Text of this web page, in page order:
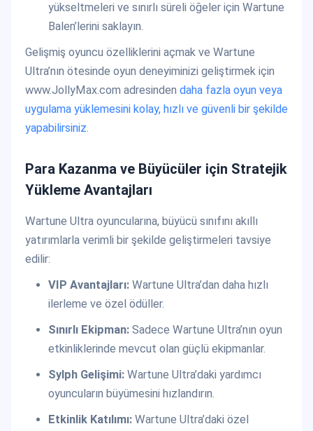
yükseltmeleri ve sınırlı süreli öğeler için Wartune
Balen’lerini saklayın.
Gelişmiş oyuncu özelliklerini açmak ve Wartune
Ultra’nın ötesinde oyun deneyiminizi geliştirmek için
www.JollyMax.com adresinden daha fazla oyun veya
uygulama yüklemesini kolay, hızlı ve güvenli bir şekilde
yapabilirsiniz.
Para Kazanma ve Büyücüler için Stratejik
Yükleme Avantajları
Wartune Ultra oyuncularına, büyücü sınıfını akıllı
yatırımlarla verimli bir şekilde geliştirmeleri tavsiye
edilir:
VIP Avantajları:Wartune Ultra’dan daha hızlı
ilerleme ve özel ödüller.
Sınırlı Ekipman:Sadece Wartune Ultra’nın oyun
etkinliklerinde mevcut olan güçlü ekipmanlar.
Sylph Gelişimi:Wartune Ultra’daki yardımcı
oyuncuların büyümesini hızlandırın.
Etkinlik Katılımı:Wartune Ultra’daki özel